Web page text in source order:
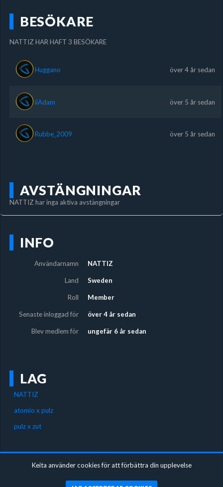
BESÖKARE
NATTIZ HAR HAFT 3 BESÖKARE
Huggano över 4 år sedan
iiAdam över 5 år sedan
Rubbe_2009 över 5 år sedan
AVSTÄNGNINGAR
NATTIZ har inga aktiva avstängningar
INFO
Användarnamn NATTIZ
Land Sweden
Roll Member
Senaste inloggad för över 4 år sedan
Blev medlem för ungefär 6 år sedan
LAG
NATTIZ
atomio x pulz
pulz x zut
SOLO
NATTIZ har ännu inte spelat några solo-turneringar
Keita använder cookies för att förbättra din upplevelse